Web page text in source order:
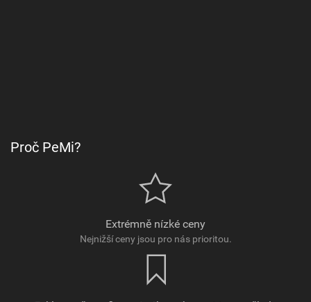
Proč PeMi?
Extrémně nízké ceny
Nejnižší ceny jsou pro nás prioritou.